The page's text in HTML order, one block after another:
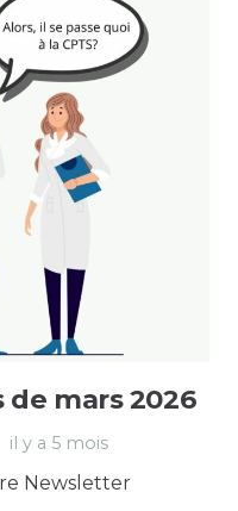
mars 2026
il y a 5 mois
Newsletter